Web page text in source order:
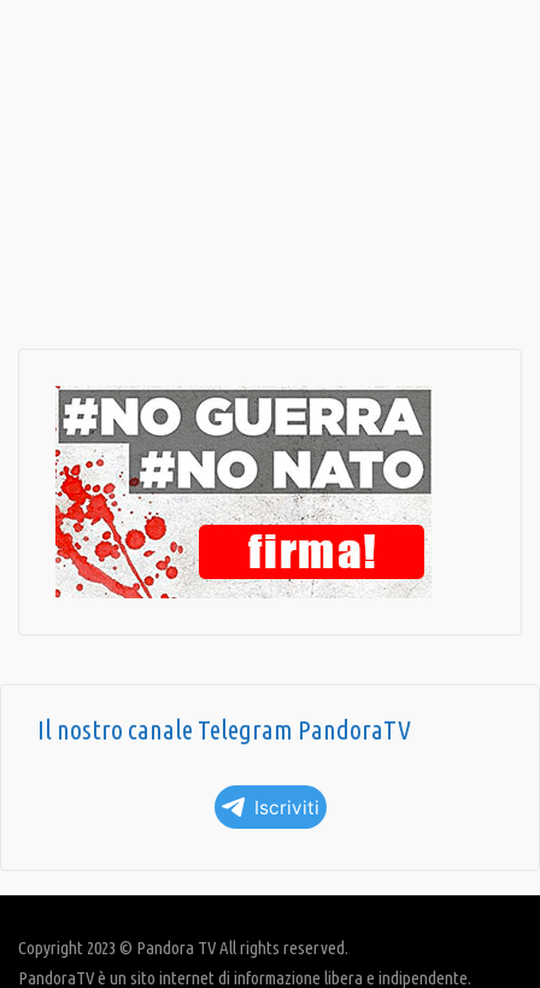
Il nostro canale Telegram PandoraTV
Iscriviti
Copyright 2023 © Pandora TV All rights reserved.
PandoraTV è un sito internet di informazione libera e indipendente.